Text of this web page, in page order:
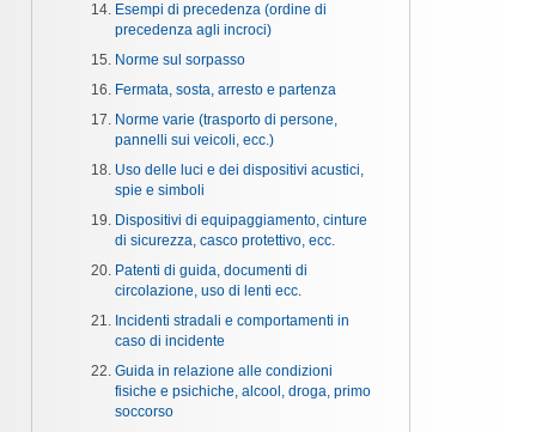
Esempi di precedenza (ordine di
precedenza agli incroci)
Norme sul sorpasso
Fermata, sosta, arresto e partenza
Norme varie (trasporto di persone,
pannelli sui veicoli, ecc.)
Uso delle luci e dei dispositivi acustici,
spie e simboli
Dispositivi di equipaggiamento, cinture
di sicurezza, casco protettivo, ecc.
Patenti di guida, documenti di
circolazione, uso di lenti ecc.
Incidenti stradali e comportamenti in
caso di incidente
Guida in relazione alle condizioni
fisiche e psichiche, alcool, droga, primo
soccorso